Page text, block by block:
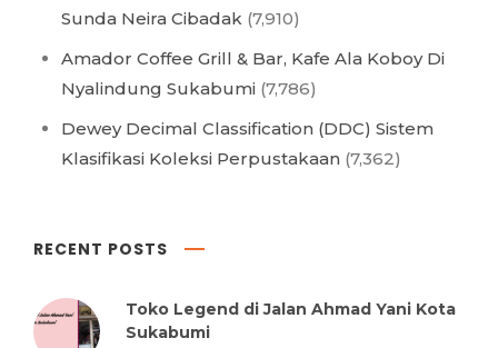
Sunda Neira Cibadak (7,910)
Amador Coffee Grill & Bar, Kafe Ala Koboy Di
Nyalindung Sukabumi (7,786)
Dewey Decimal Classification (DDC) Sistem
Klasifikasi Koleksi Perpustakaan (7,362)
RECENT POSTS
Toko Legend di Jalan Ahmad Yani Kota
Sukabumi